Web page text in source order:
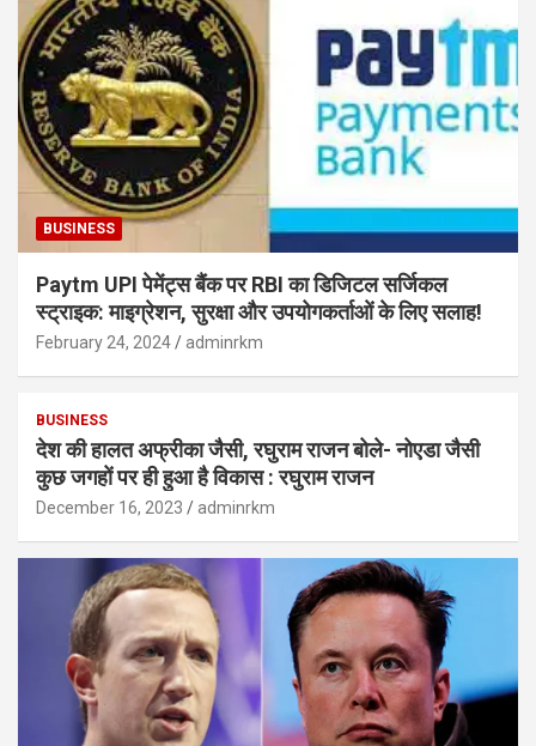
BUSINESS
Paytm UPI पेमेंट्स बैंक पर RBI का डिजिटल सर्जिकल
स्ट्राइक: माइग्रेशन, सुरक्षा और उपयोगकर्ताओं के लिए सलाह!
February 24, 2024 adminrkm
BUSINESS
देश की हालत अफ्रीका जैसी, रघुराम राजन बोले- नोएडा जैसी
कुछ जगहों पर ही हुआ है विकास : रघुराम राजन
December 16, 2023 adminrkm